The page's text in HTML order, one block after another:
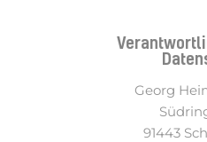
Georg
91443